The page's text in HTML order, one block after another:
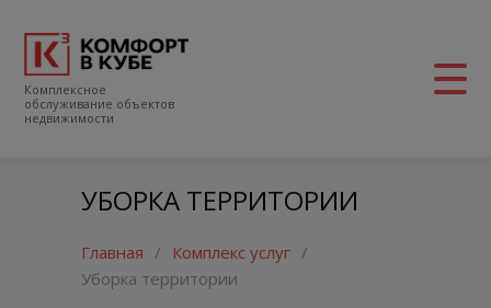
Комплексное
обслуживание объектов
недвижимости
УБОРКА ТЕРРИТОРИИ
Главная / Комплекс услуг /
Уборка территории